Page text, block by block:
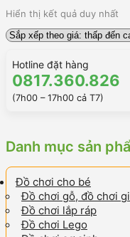
Hiển thị kết quả duy nhất
Hotline đặt hàng
0817.360.826
(7h00 – 17h00 cả T7)
Danh mục sản
Đồ chơi cho bé
Đồ chơi gỗ, đồ chơi
Đồ chơi lắp ráp
Đồ chơi Lego